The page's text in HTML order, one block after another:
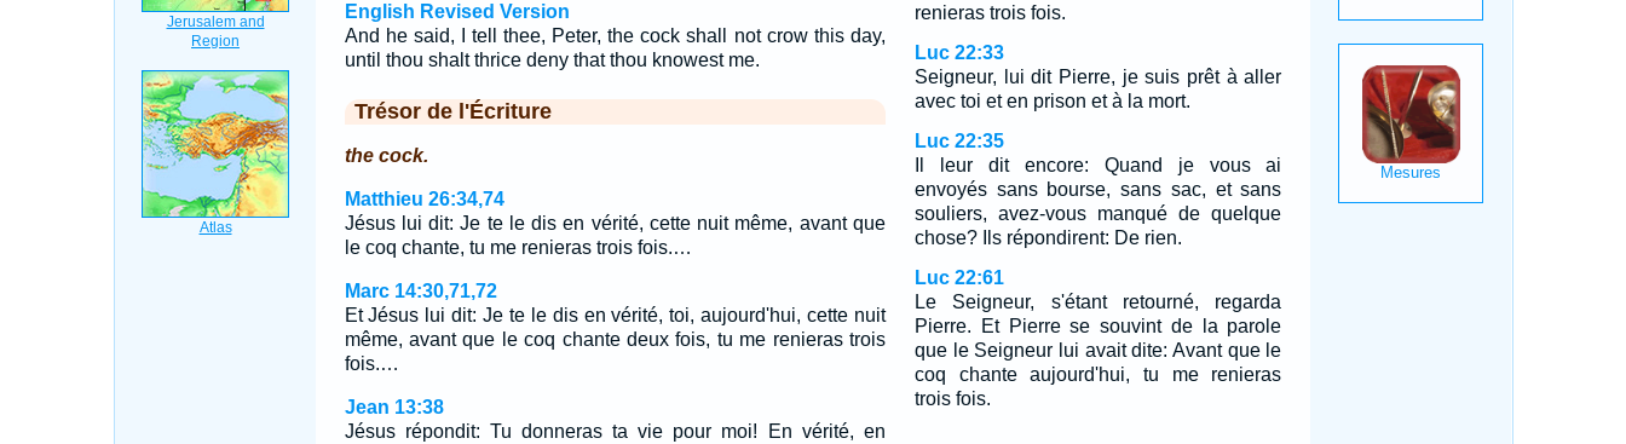
English Revised Version
And he said, I tell thee, Peter, the cock shall not crow this day,
until thou shalt thrice deny that thou knowest me.
Trésor de l'Écriture
the cock.
Matthieu 26:34,74
Jésus lui dit: Je te le dis en vérité, cette nuit même, avant que
le coq chante, tu me renieras trois fois.…
Marc 14:30,71,72
Et Jésus lui dit: Je te le dis en vérité, toi, aujourd'hui, cette nuit
même, avant que le coq chante deux fois, tu me renieras trois
fois.…
Jean 13:38
Jésus répondit: Tu donneras ta vie pour moi! En vérité, en
renieras trois fois.
Luc 22:33
Seigneur, lui dit Pierre, je suis prêt à aller
avec toi et en prison et à la mort.
Luc 22:35
Il leur dit encore: Quand je vous ai
envoyés sans bourse, sans sac, et sans
souliers, avez-vous manqué de quelque
chose? Ils répondirent: De rien.
Luc 22:61
Le Seigneur, s'étant retourné, regarda
Pierre. Et Pierre se souvint de la parole
que le Seigneur lui avait dite: Avant que le
coq chante aujourd'hui, tu me renieras
trois fois.